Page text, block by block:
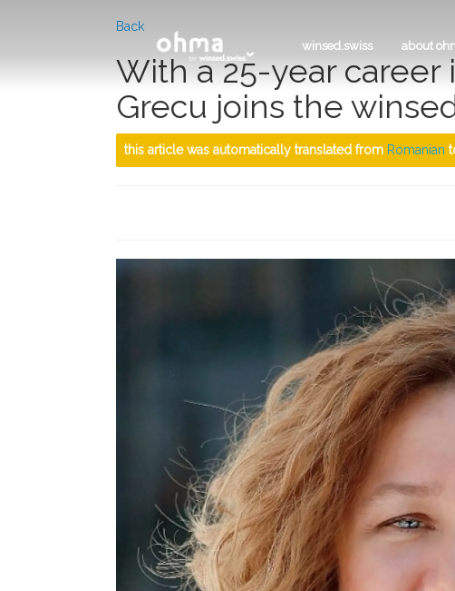
winsed.swiss about
Back
With a 25-year career
Grecu joins the
this article was automatically translated from Romanian